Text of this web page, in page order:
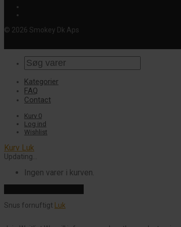
© 2026 Smokey Dk Aps
Kategorier
FAQ
Contact
Kurv 0
Log ind
Wishlist
Kurv Luk
Updating…
Ingen varer i kurven.
Snus fornuftigt Luk